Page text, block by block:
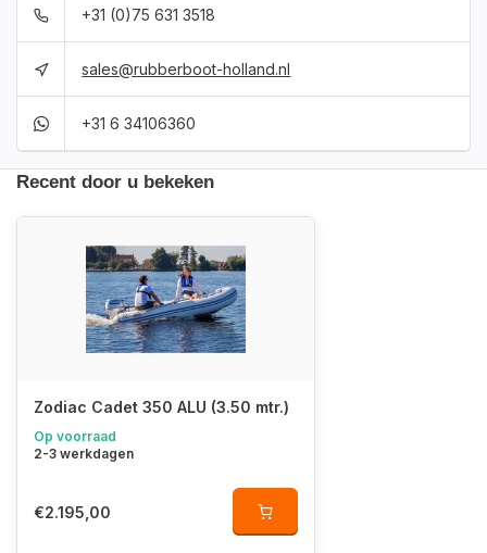
+31 (0)75 631 3518
sales@rubberboot-holland.nl
+31 6 34106360
Recent door u bekeken
Zodiac Cadet 350 ALU (3.50 mtr.)
Op voorraad
2-3 werkdagen
€2.195,00